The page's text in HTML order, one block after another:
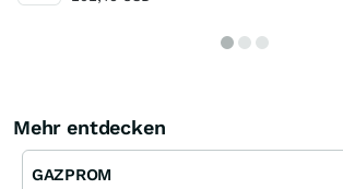
Mehr entdecken
GAZPROM